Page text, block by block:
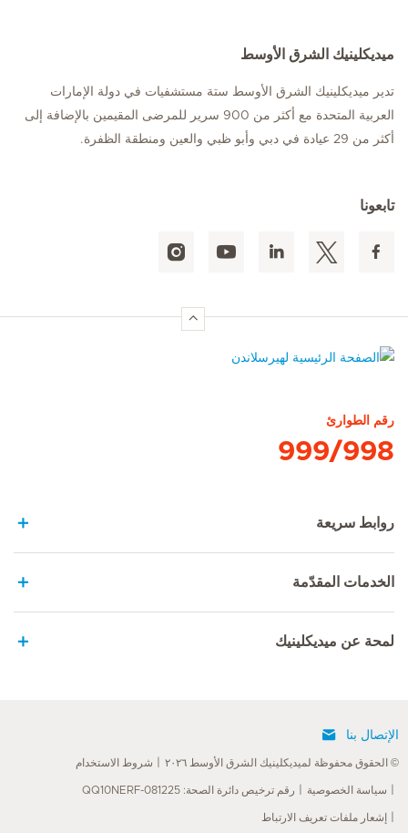
ميديكلينيك الشرق الأوسط
تدير ميديكلينيك الشرق الأوسط ستة مستشفيات في دولة الإمارات
العربية المتحدة مع أكثر من 900 سرير للمرضى المقيمين بالإضافة إلى
أكثر من 29 عيادة في دبي وأبو ظبي والعين ومنطقة الظفرة.
تابعونا
رقم الطوارئ
999/998
روابط سريعة
الخدمات المقدّمة
لمحة عن ميديكلينيك
الإتصال بنا
© الحقوق محفوظة لميديكلينيك الشرق الأوسط ٢٠٢٦ شروط الاستخدام
سياسة الخصوصية رقم ترخيص دائرة الصحة: QQ10NERF-081225
إشعار ملفات تعريف الارتباط